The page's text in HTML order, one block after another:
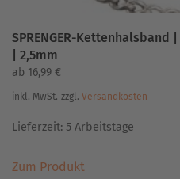
SPRENGER-
| 2,5mm
ab 16,99 €
inkl. MwSt. zzgl. Versandkosten
Lieferzeit: 5 Arbeitstage
Zum ProduktProdukt